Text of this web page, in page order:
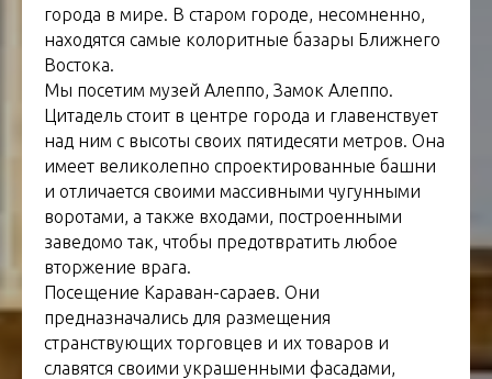
города в мире. В старом городе, несомненно,
находятся самые колоритные базары Ближнего
Востока.
Мы посетим музей Алеппо, Замок Алеппо.
Цитадель стоит в центре города и главенствует
над ним с высоты своих пятидесяти метров. Она
имеет великолепно спроектированные башни
и отличается своими массивными чугунными
воротами, а также входами, построенными
заведомо так, чтобы предотвратить любое
вторжение врага.
Посещение Караван-сараев. Они
предназначались для размещения
странствующих торговцев и их товаров и
славятся своими украшенными фасадами,